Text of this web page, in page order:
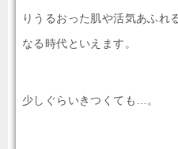
りうるおった肌や活気あふれ
なる時代といえます。
少しぐらいきつくても…。